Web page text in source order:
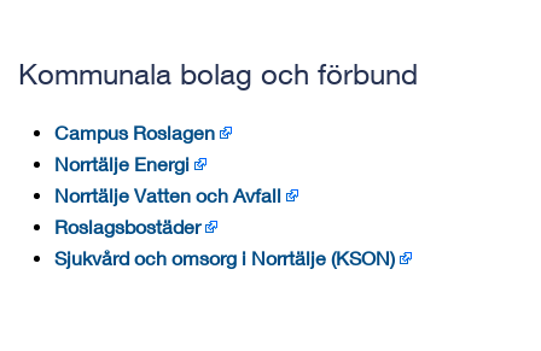
Kommunala bolag och förbund
Campus Roslagen
Norrtälje Energi
Norrtälje Vatten och Avfall
Roslagsbostäder
Sjukvård och omsorg i Norrtälje (KSON)